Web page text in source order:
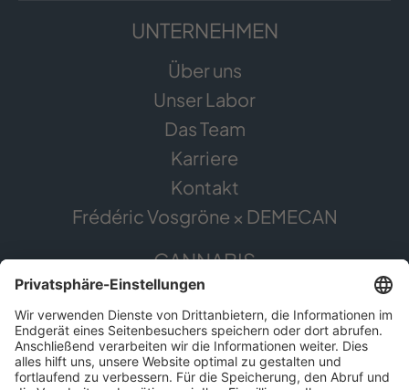
UNTERNEHMEN
Über uns
Unser Labor
Das Team
Karriere
Kontakt
Frédéric Vosgröne × DEMECAN
CANNABIS
Die Pflanze
Anwendungsgebiete
Cannabis erleben